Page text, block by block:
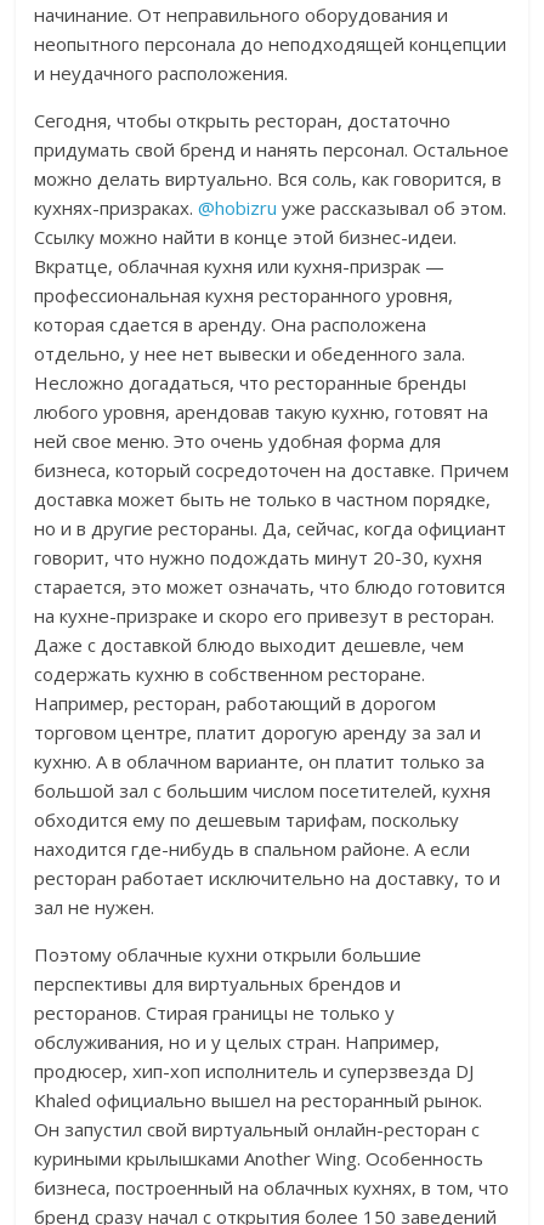
начинание. От неправильного оборудования и
неопытного персонала до неподходящей концепции
и неудачного расположения.
Сегодня, чтобы открыть ресторан, достаточно
придумать свой бренд и нанять персонал. Остальное
можно делать виртуально. Вся соль, как говорится, в
кухнях-призраках.@hobizru уже рассказывал об этом.
Ссылку можно найти в конце этой бизнес-идеи.
Вкратце, облачная кухня или кухня-призрак —
профессиональная кухня ресторанного уровня,
которая сдается в аренду. Она расположена
отдельно, у нее нет вывески и обеденного зала.
Несложно догадаться, что ресторанные бренды
любого уровня, арендовав такую кухню, готовят на
ней свое меню. Это очень удобная форма для
бизнеса, который сосредоточен на доставке. Причем
доставка может быть не только в частном порядке,
но и в другие рестораны. Да, сейчас, когда официант
говорит, что нужно подождать минут 20-30, кухня
старается, это может означать, что блюдо готовится
на кухне-призраке и скоро его привезут в ресторан.
Даже с доставкой блюдо выходит дешевле, чем
содержать кухню в собственном ресторане.
Например, ресторан, работающий в дорогом
торговом центре, платит дорогую аренду за зал и
кухню. А в облачном варианте, он платит только за
большой зал с большим числом посетителей, кухня
обходится ему по дешевым тарифам, поскольку
находится где-нибудь в спальном районе. А если
ресторан работает исключительно на доставку, то и
зал не нужен.
Поэтому облачные кухни открыли большие
перспективы для виртуальных брендов и
ресторанов. Стирая границы не только у
обслуживания, но и у целых стран. Например,
продюсер, хип-хоп исполнитель и суперзвезда DJ
Khaled официально вышел на ресторанный рынок.
Он запустил свой виртуальный онлайн-ресторан с
куриными крылышками Another Wing. Особенность
бизнеса, построенный на облачных кухнях, в том, что
бренд сразу начал с открытия более 150 заведений